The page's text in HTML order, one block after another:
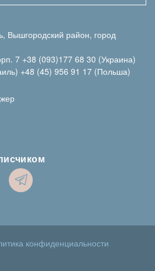
Вышгородский район, город
7 +38 (093)177 68 30 (Украина)
+48 (45) 956 91 17 (Польша)
конфиденциальности